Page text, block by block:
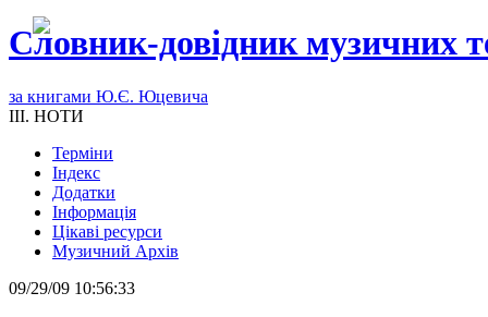
Словник-довідник музичних
за книгами Ю.Є. Юцевича
III. НОТИ
Терміни
Індекс
Додатки
Інформація
Цікаві ресурси
Музичний Архів
09/29/09 10:56:33